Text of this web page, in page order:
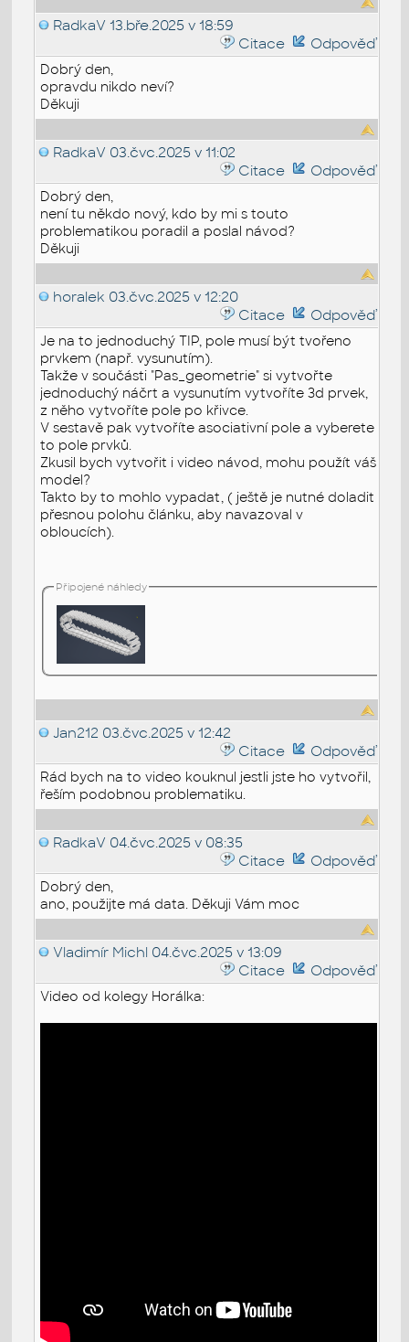
RadkaV 13.bře.2025 v 18:59
Citace
Odpověď
Dobrý den,
opravdu nikdo neví?
Děkuji
RadkaV 03.čvc.2025 v 11:02
Citace
Odpověď
Dobrý den,
není tu někdo nový, kdo by mi s touto
problematikou poradil a poslal návod?
Děkuji
horalek 03.čvc.2025 v 12:20
Citace
Odpověď
Je na to jednoduchý TIP, pole musí být tvořeno
prvkem (např. vysunutím).
Takže v součásti "Pas_geometrie" si vytvořte
jednoduchý náčrt a vysunutím vytvoříte 3d prvek,
z něho vytvoříte pole po křivce.
V sestavě pak vytvoříte asociativní pole a vyberete
to pole prvků.
Zkusil bych vytvořit i video návod, mohu použít váš
model?
Takto by to mohlo vypadat, ( ještě je nutné doladit
přesnou polohu článku, aby navazoval v
obloucích).
Připojené náhledy
Jan212 03.čvc.2025 v 12:42
Citace
Odpověď
Rád bych na to video kouknul jestli jste ho vytvořil,
řeším podobnou problematiku.
RadkaV 04.čvc.2025 v 08:35
Citace
Odpověď
Dobrý den,
ano, použijte má data. Děkuji Vám moc
Vladimír Michl 04.čvc.2025 v 13:09
Citace
Odpověď
Video od kolegy Horálka: